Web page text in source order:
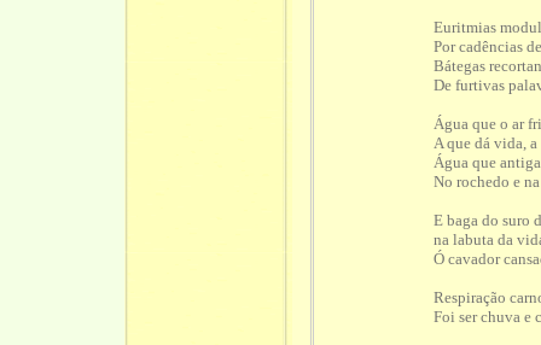
Euritmias
Por cadências
Bátegas
De furtivas
Água que o ar
A que dá vida,
Água que
No rochedo e
E baga do suro
na labuta da
Ó cavador
Respiração
Foi ser chuva e